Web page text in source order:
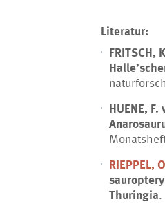
Literatur:
FRITSCH,
HUENE, F.
RIEPPEL,
Thuringia